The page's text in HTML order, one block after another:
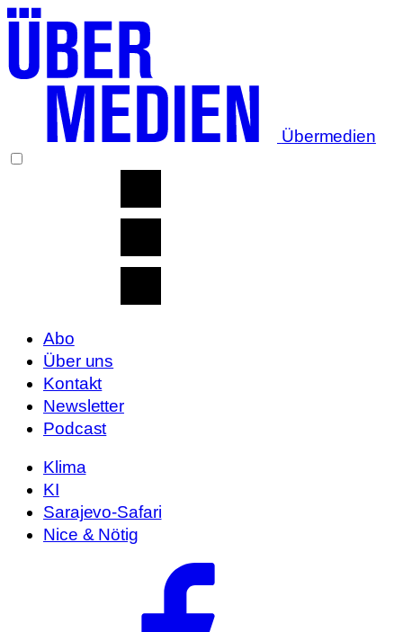
Übermedien
Abo
Über uns
Kontakt
Newsletter
Podcast
Klima
KI
Sarajevo-Safari
Nice & Nötig